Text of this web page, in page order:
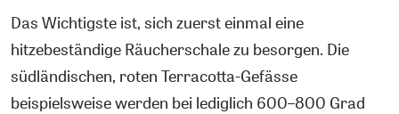
Das Wichtigste ist, sich zuerst einmal eine
hitzebeständige Räucherschale zu besorgen. Die
südländischen, roten Terracotta-Gefässe
beispielsweise werden bei lediglich 600–800 Grad